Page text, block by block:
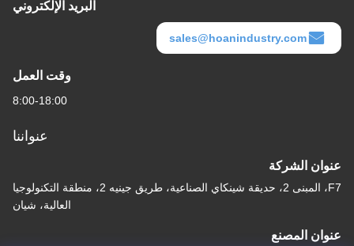
البريد الإلكتروني
sales@hoanindustry.com
وقت العمل
8:00-18:00
عنواننا
عنوان الشركة
F7، المبنى 2، حديقة شينكاي الصناعية، طريق جينيه 2، منطقة التكنولوجيا
العالية، شيان
عنوان المصنع